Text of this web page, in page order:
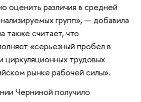
оценить различия в средней
групп», — добавила
также считает, что
«серьезный пробел в
циркуляционных трудовых
рынке рабочей силы».
Черниной получило